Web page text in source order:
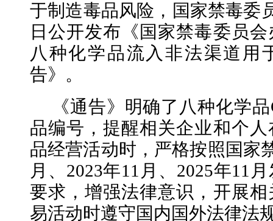
于制造毒品风险，国家禁毒委
日公开发布《国家禁毒委员
八种化学品流入非法渠道用
告》。
《通告》明确了八种化学
品编号，提醒相关企业和个
品经营活动时，严格按照国家
月、2023年11月、2025年11
要求，增强法律意识，开展
易活动时遵守国内国外法律法